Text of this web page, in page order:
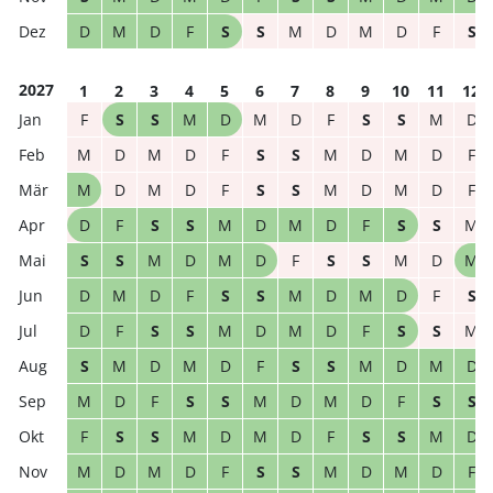
D
M D F S S M D M D F S
2027 1 2 3 4 5 6 7 8 9 10 11
12
F
S S M D M D F S S M
D
M
D M D F S S M D M D
F
M
D M D F S S M D M D
F
D
F S S M D M D F S S
M
S
S M D M D F S S M D
M
D
M D F S S M D M D F
S
D
F S S M D M D F S S
M
S
M D M D F S S M D M
D
M
D F S S M D M D F S
S
F
S S M D M D F S S M
D
M
D M D F S S M D M D F